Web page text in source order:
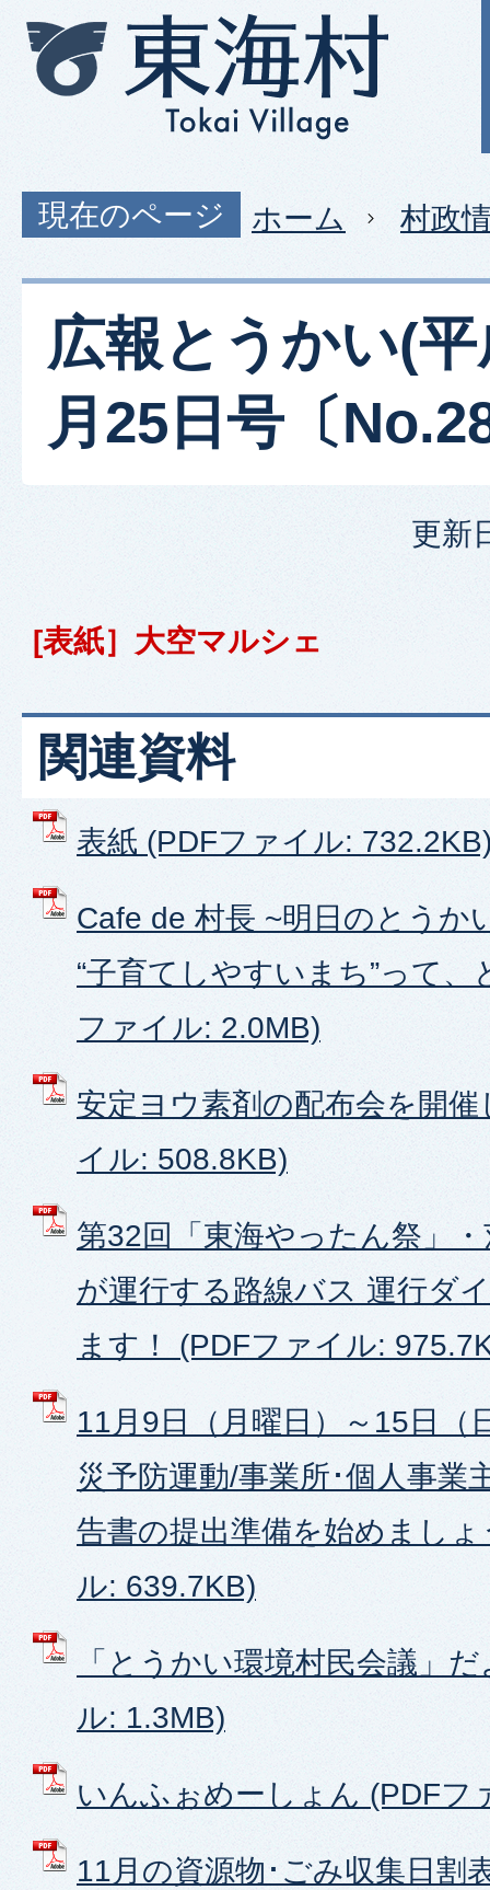
現在のページ ホーム 村政
広報とうかい(
月25日号〔
更新
[表紙］大空マルシェ
関連資料
表紙 (PDFファイル:
Cafe de 村長 ~明日のとうか
“子育てしやすいまち”って
ファイル: 2.0MB)
安定ヨウ素剤の配布会を開
イル: 508.8KB)
第32回「東海やったん祭」
が運行する路線バス 運行ダ
ます！ (PDFファイル:
11月9日（月曜日）～15日（
災予防運動/事業所･個人事業
告書の提出準備を始めまし
ル: 639.7KB)
「とうかい環境村民会議」
ル: 1.3MB)
いんふぉめーしょん (PDFフ
11月の資源物･ごみ収集日割